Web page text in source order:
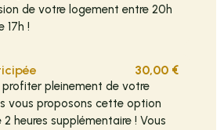
de votre logement entre 20h
17h !
30,00 €
pleinement de votre
vous proposons cette option
heures supplémentaire ! Vous